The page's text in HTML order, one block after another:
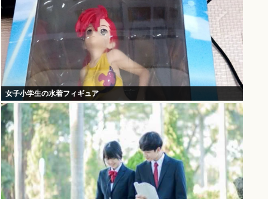
女子小学生の水着フィギュア